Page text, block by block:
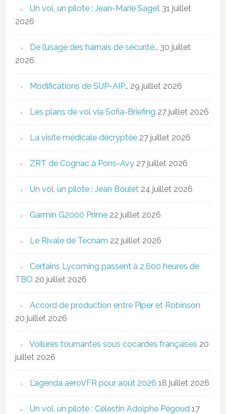
Un vol, un pilote : Jean-Marie Saget 31 juillet
2026
De l’usage des harnais de sécurité… 30 juillet
2026
Modifications de SUP-AIP… 29 juillet 2026
Les plans de vol via Sofia-Briefing 27 juillet 2026
La visite médicale décryptée 27 juillet 2026
ZRT de Cognac à Pons-Avy 27 juillet 2026
Un vol, un pilote : Jean Boulet 24 juillet 2026
Garmin G2000 Prime 22 juillet 2026
Le Rivale de Tecnam 22 juillet 2026
Certains Lycoming passent à 2.600 heures de
TBO 20 juillet 2026
Accord de production entre Piper et Robinson
20 juillet 2026
Voilures tournantes sous cocardes françaises 20
juillet 2026
L’agenda aeroVFR pour août 2026 18 juillet 2026
Un vol, un pilote : Célestin Adolphe Pégoud 17